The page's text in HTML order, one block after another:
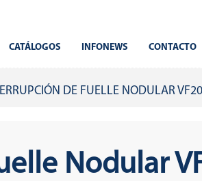
CATÁLOGOS INFONEWS CONTACTO
DE FUELLE NODULAR
Nodular